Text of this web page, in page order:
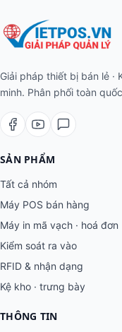
Giải pháp thiết bị bán lẻ ·
minh. Phân phối toàn
SẢN PHẨM
Tất cả nhóm
Máy POS bán hàng
Máy in mã vạch · hoá đơn
Kiểm soát ra vào
RFID & nhận dạng
Kệ kho · trưng bày
THÔNG TIN